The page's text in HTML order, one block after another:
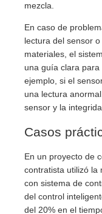
mezcla.
En caso de
lectura del sensor
materiales, el
una guía clara
ejemplo, si el
una lectura
sensor y la
Casos
En un proyecto de
contratista utilizó la
con sistema de
del control
del 20% en el